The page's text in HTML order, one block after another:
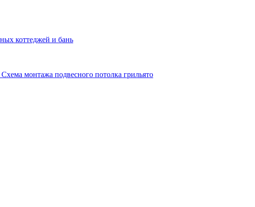
коттеджей и бань
Схема монтажа подвесного потолка грильято